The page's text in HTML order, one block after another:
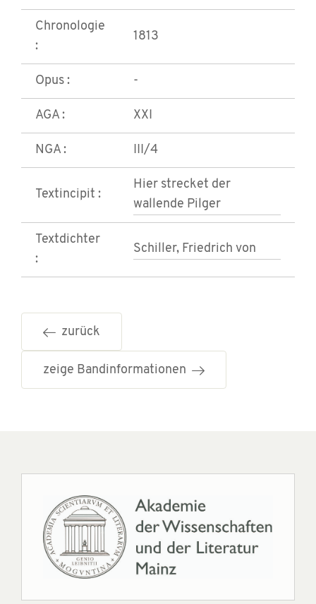
Chronologie
:
1813
Opus : -
AGA : XXI
NGA : III/4
Textincipit :
Hier strecket der
wallende Pilger
Textdichter
:
Schiller, Friedrich von
zurück
zeige Bandinformationen